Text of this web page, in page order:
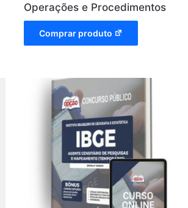
Operações e Procedimentos
Comprar produto